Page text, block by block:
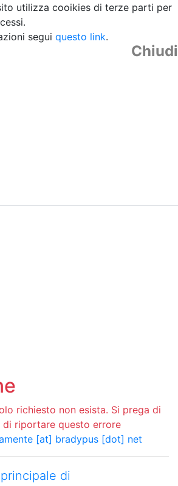
utilizza cooikies di terze parti per
segui questo link.
Chiudi
richiesto non esista. Si prega di
riportare questo errore
[at] bradypus [dot] net
di